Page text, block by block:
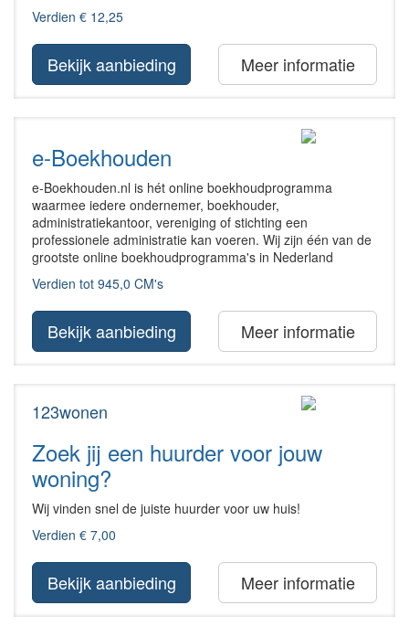
Verdien € 12,25
Bekijk aanbieding Meer informatie
e-Boekhouden
e-Boekhouden.nl is hét online boekhoudprogramma
waarmee iedere ondernemer, boekhouder,
administratiekantoor, vereniging of stichting een
professionele administratie kan voeren. Wij zijn één van de
grootste online boekhoudprogramma's in Nederland
Verdien tot 945,0 CM's
Bekijk aanbieding Meer informatie
123wonen
Zoek jij een huurder voor jouw
woning?
Wij vinden snel de juiste huurder voor uw huis!
Verdien € 7,00
Bekijk aanbieding Meer informatie